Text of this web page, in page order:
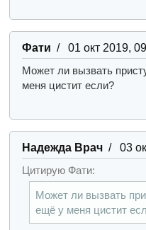
Фати/ 01 окт 2019,
Может ли вызвать
меня цистит если?
Надежда Врач/ 03
Цитирую Фати:
Может ли вызвать
ещё у меня цистит